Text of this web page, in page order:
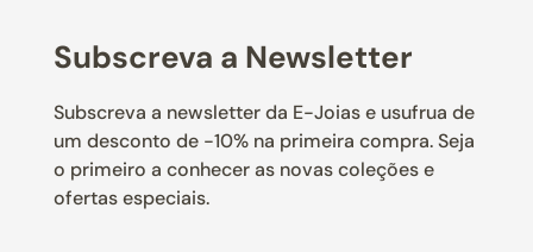
Subscreva a Newsletter
Subscreva a newsletter da E-Joias e usufrua de
um desconto de -10% na primeira compra. Seja
o primeiro a conhecer as novas coleções e
ofertas especiais.